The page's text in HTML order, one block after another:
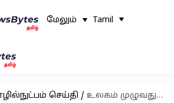
மேலும் Tamil
செய்தி / உலகம் முழுவதும் பொதுவாக பயன்படுத்தப்படும் கடவுச்சொற்களின் பட்டியல் வெளியீடு